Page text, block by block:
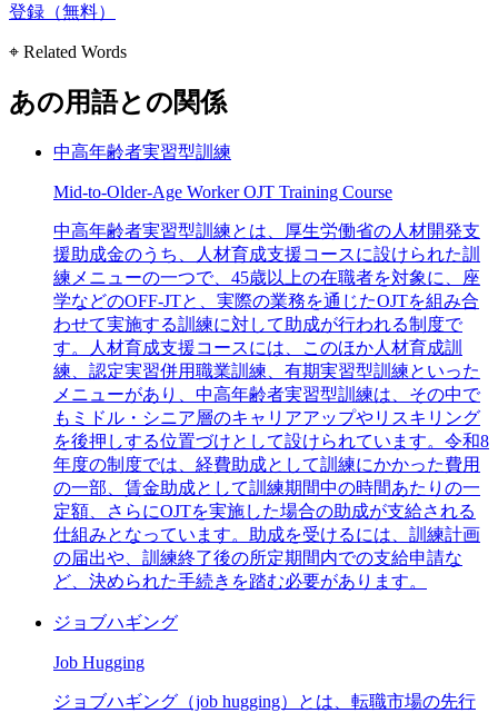
登録（無料）
⌖ Related Words
あの用語との関係
中高年齢者実習型訓練
Mid-to-Older-Age Worker OJT Training Course
中高年齢者実習型訓練とは、厚生労働省の人材開発支
援助成金のうち、人材育成支援コースに設けられた訓
練メニューの一つで、45歳以上の在職者を対象に、座
学などのOFF-JTと、実際の業務を通じたOJTを組み合
わせて実施する訓練に対して助成が行われる制度で
す。人材育成支援コースには、このほか人材育成訓
練、認定実習併用職業訓練、有期実習型訓練といった
メニューがあり、中高年齢者実習型訓練は、その中で
もミドル・シニア層のキャリアアップやリスキリング
を後押しする位置づけとして設けられています。令和8
年度の制度では、経費助成として訓練にかかった費用
の一部、賃金助成として訓練期間中の時間あたりの一
定額、さらにOJTを実施した場合の助成が支給される
仕組みとなっています。助成を受けるには、訓練計画
の届出や、訓練終了後の所定期間内での支給申請な
ど、決められた手続きを踏む必要があります。
ジョブハギング
Job Hugging
ジョブハギング（job hugging）とは、転職市場の先行